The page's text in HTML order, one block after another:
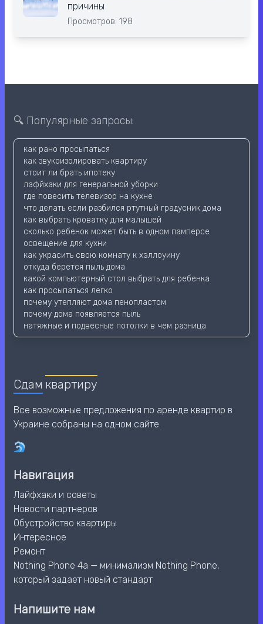
причины
Просмотров: 198
🔍 Популярные запросы:
как рано просыпаться
как звукоизолировать квартиру
стоит ли брать ипотеку
лафйхаки для генеральной уборки
где повесить телевизор на кухне
что делать если разбился ртутный градусник дома
как выбрать кроватку для малышей
сколько ребенок может быть в одном памперсе
освещение для кухни
как украсить свою комнату к хэллоуину
откуда берется пыль дома
какой компьютерный стол выбрать для ребенка
как просыпаться легко
почему утепляют дома пенопластом
почему дома появляется пыль
натяжные и подвесные потолки в чем разница
Сдам квартиру
Все возможные предложения по аренде квартир в
Украине собраны на одном сайте.
Навигация
Лайфхаки и советы
Новости партнеров
Обустройство квартиры
Интересное
Ремонт
Nothing Phone 4a — минимализм Nothing Phone,
который задает новый стандарт
Напишите нам